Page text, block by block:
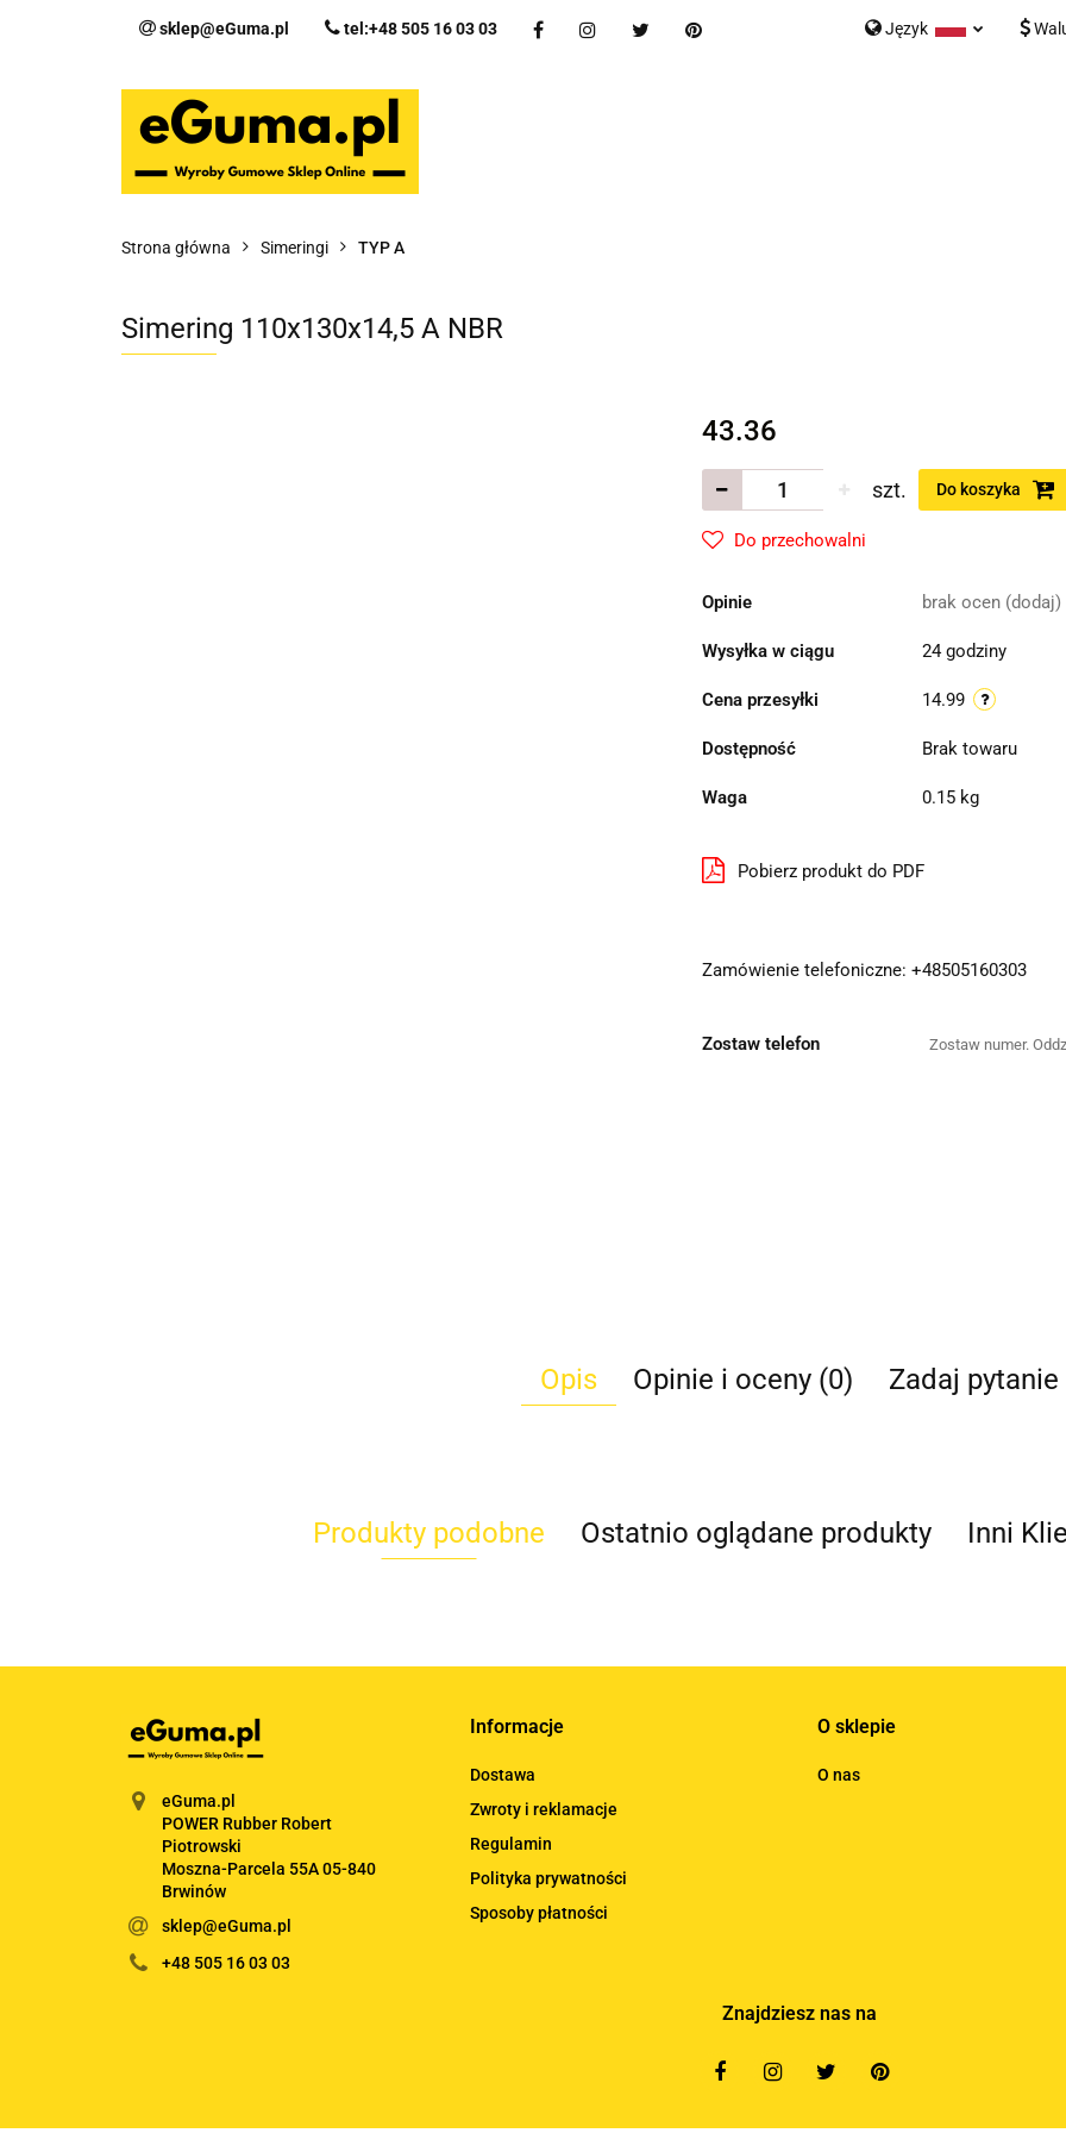
sklep@eGuma.pl tel:+48 505 16 03 03 Język
Kategorie Nowości Bestsellery Kontakt Formularz
Strona główna Simeringi TYP A
Simering 110x130x14,5 A NBR
43.36
szt. Do koszyka
Do przechowalni
Opinie brak ocen (dodaj)
Wysyłka w ciągu 24 godziny
Cena przesyłki 14.99
Dostępność Brak towaru
Waga 0.15 kg
Pobierz produkt do PDF
Zamówienie telefoniczne: +48505160303
Zostaw telefon
Opis Opinie i oceny (0) Zadaj pytanie
Produkty podobne Ostatnio oglądane produkty Inni
eGuma.pl
POWER Rubber Robert
Piotrowski
Moszna-Parcela 55A 05-840
Brwinów
sklep@eGuma.pl
+48 505 16 03 03
Informacje
Dostawa
Zwroty i reklamacje
Regulamin
Polityka prywatności
Sposoby płatności
O sklepie
O nas
Znajdziesz nas na